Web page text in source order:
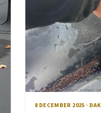
8 DECEMBER 2025 ·